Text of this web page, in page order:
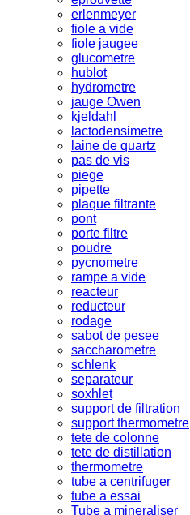
erlenmeyer
fiole a vide
fiole jaugee
glucometre
hublot
hydrometre
jauge Owen
kjeldahl
lactodensimetre
laine de quartz
pas de vis
piege
pipette
plaque filtrante
pont
porte filtre
poudre
pycnometre
rampe a vide
reacteur
reducteur
rodage
sabot de pesee
saccharometre
schlenk
separateur
soxhlet
support de filtration
support thermometre
tete de colonne
tete de distillation
thermometre
tube a centrifuger
tube a essai
Tube a mineraliser